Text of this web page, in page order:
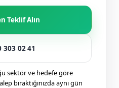
Teklif Alın
303 02 41
sektör ve hedefe göre
bıraktığınızda aynı gün